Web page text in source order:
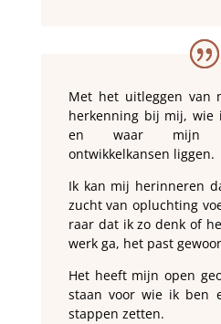
Met het uitleggen van
herkenning bij mij,
en waar mijn
ontwikkelkansen liggen.
Ik kan mij herinneren
zucht van opluchting
raar dat ik zo denk of
werk ga, het past
Het heeft mijn open
staan voor wie ik ben
stappen zetten.